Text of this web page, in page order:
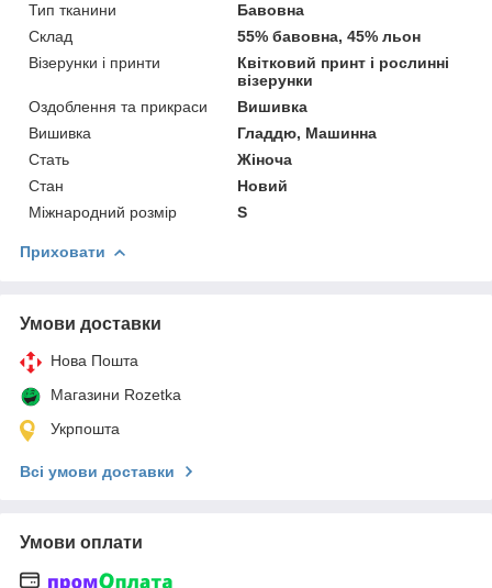
Тип тканини
Бавовна
Склад
55% бавовна, 45% льон
Візерунки і принти
Квітковий принт і рослинні
візерунки
Оздоблення та прикраси
Вишивка
Вишивка
Гладдю, Машинна
Стать
Жіноча
Стан
Новий
Міжнародний розмір
S
Приховати
Умови доставки
Нова Пошта
Магазини Rozetka
Укрпошта
Всі умови доставки
Умови оплати